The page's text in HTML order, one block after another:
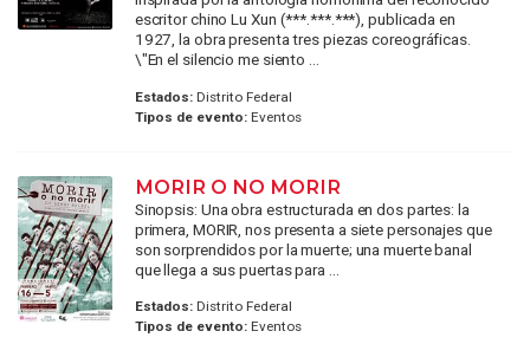
escritor chino Lu Xun (***.***.***), publicada en
1927, la obra presenta tres piezas coreográficas.
\"En el silencio me siento ...
Estados:Distrito Federal
Tipos de evento:Eventos
MORIR O NO MORIR
Sinopsis: Una obra estructurada en dos partes: la
primera, MORIR, nos presenta a siete personajes que
son sorprendidos por la muerte; una muerte banal
que llega a sus puertas para ...
Estados:Distrito Federal
Tipos de evento:Eventos